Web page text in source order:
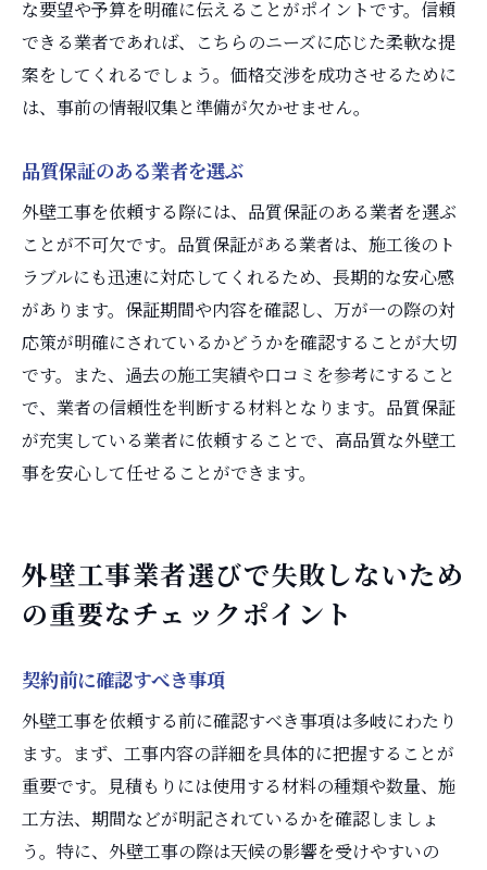
な要望や予算を明確に伝えることがポイントです。信頼
できる業者であれば、こちらのニーズに応じた柔軟な提
案をしてくれるでしょう。価格交渉を成功させるために
は、事前の情報収集と準備が欠かせません。
品質保証のある業者を選ぶ
外壁工事を依頼する際には、品質保証のある業者を選ぶ
ことが不可欠です。品質保証がある業者は、施工後のト
ラブルにも迅速に対応してくれるため、長期的な安心感
があります。保証期間や内容を確認し、万が一の際の対
応策が明確にされているかどうかを確認することが大切
です。また、過去の施工実績や口コミを参考にすること
で、業者の信頼性を判断する材料となります。品質保証
が充実している業者に依頼することで、高品質な外壁工
事を安心して任せることができます。
外壁工事業者選びで失敗しないため
の重要なチェックポイント
契約前に確認すべき事項
外壁工事を依頼する前に確認すべき事項は多岐にわたり
ます。まず、工事内容の詳細を具体的に把握することが
重要です。見積もりには使用する材料の種類や数量、施
工方法、期間などが明記されているかを確認しましょ
う。特に、外壁工事の際は天候の影響を受けやすいの